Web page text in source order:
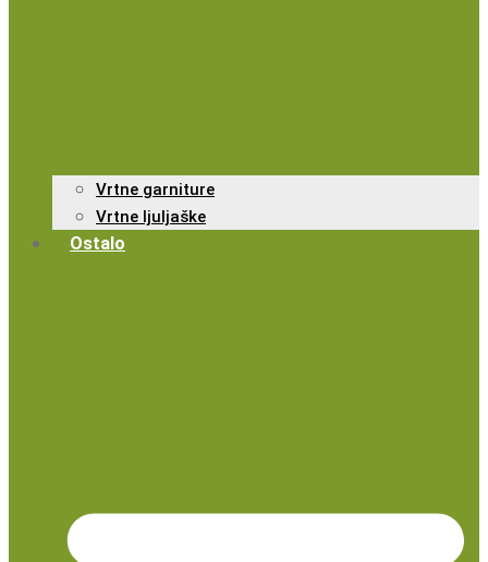
Vrtne garniture
Vrtne ljuljaške
Ostalo